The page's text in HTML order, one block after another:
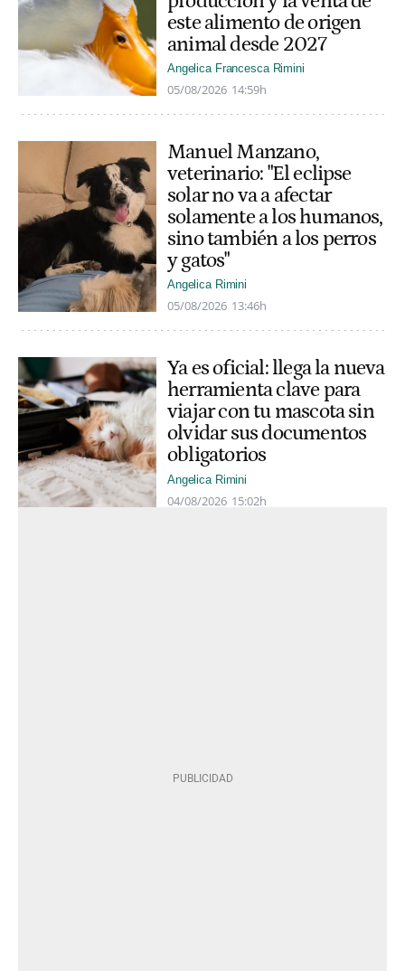
este alimento de origen
animal desde 2027
Angelica Francesca Rimini
05/08/2026 14:59h
Manuel Manzano,
veterinario: "El eclipse
solar no va a afectar
solamente a los humanos,
sino también a los perros
y gatos"
Angelica Rimini
05/08/2026 13:46h
Ya es oficial: llega la nueva
herramienta clave para
viajar con tu mascota sin
olvidar sus documentos
obligatorios
Angelica Rimini
04/08/2026 15:02h